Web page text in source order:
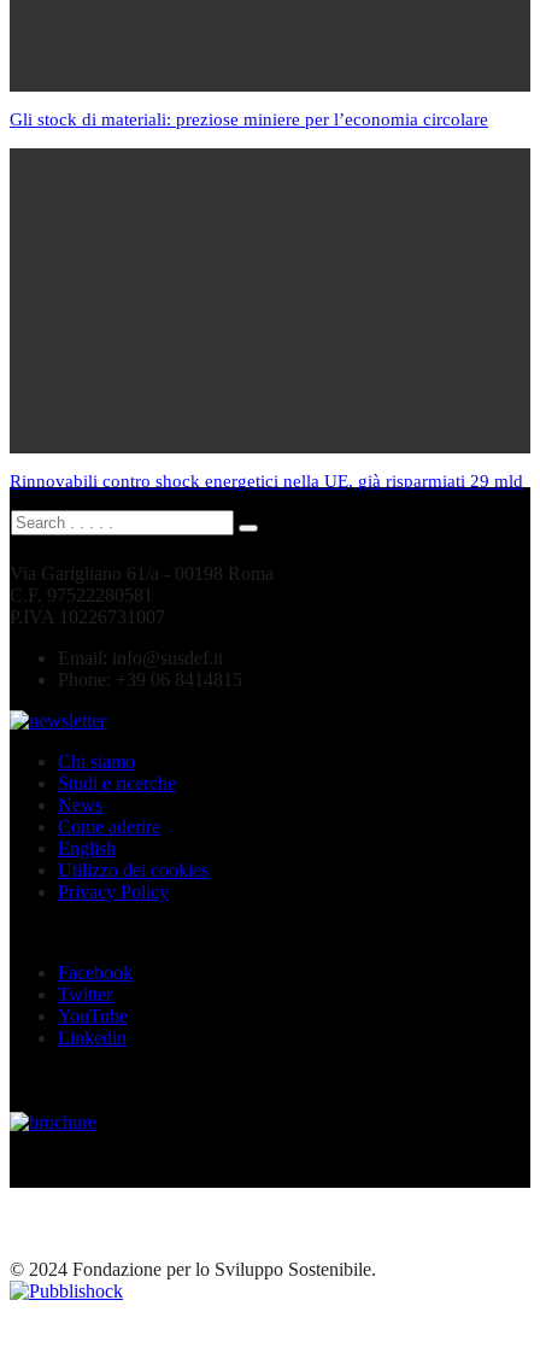
Gli stock di materiali: preziose miniere per l’economia circolare
Rinnovabili contro shock energetici nella UE, già risparmiati 29 mld
Via Garigliano 61/a - 00198 Roma
C.F. 97522280581
P.IVA 10226731007
Email: info@susdef.it
Phone: +39 06 8414815
Chi siamo
Studi e ricerche
News
Come aderire
English
Utilizzo dei cookies
Privacy Policy
Facebook
Twitter
YouTube
Linkedin
© 2024 Fondazione per lo Sviluppo Sostenibile.